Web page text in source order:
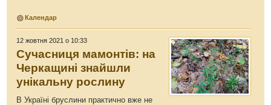
Календар
12 жовтня 2021 о 10:33
Сучасниця мамонтів: на
Черкащині знайшли
унікальну рослину
В Україні бруслини практично вже не